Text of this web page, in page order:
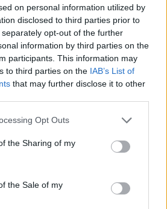
on personal information utilized by
disclosed to third parties prior to
opt-out of the further
information by third parties on the
participants. This information may
to third parties on the IAB’s List of
that may further disclose it to other
app uses one or more Google
usage behaviour. You may click to
Google and its third-party tags to
specified purposes in below Google
Opt Outs
the Sharing of my
the Sale of my